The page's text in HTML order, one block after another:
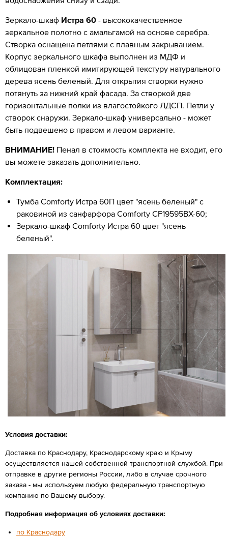
Зеркало-шкаф Истра 60 - высококачественное
зеркальное полотно с амальгамой на основе серебра.
Створка оснащена петлями с плавным закрыванием.
Корпус зеркального шкафа выполнен из МДФ и
облицован пленкой имитирующей текстуру натурального
дерева ясень беленый. Для открытия створки нужно
потянуть за нижний край фасада. За створкой две
горизонтальные полки из влагостойкого ЛДСП. Петли у
створок снаружи. Зеркало-шкаф универсально - может
быть подвешено в правом и левом варианте.
ВНИМАНИЕ! Пенал в стоимость комплекта не входит, его
вы можете заказать дополнительно.
Комплектация:
Тумба Comforty Истра 60П цвет "ясень беленый" с
раковиной из санфарфора Comforty CF19595BX-60;
Зеркало-шкаф Comforty Истра 60 цвет "ясень
беленый".
Условия доставки:
Доставка по Краснодару, Краснодарскому краю и Крыму
осуществляется нашей собственной транспортной службой. При
отправке в другие регионы России, либо в случае срочного
заказа - мы используем любую федеральную транспортную
компанию по Вашему выбору.
Подробная информация об условиях доставки:
по Краснодару